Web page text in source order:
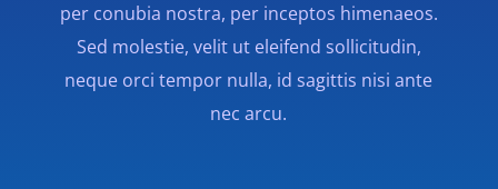
per conubia nostra, per inceptos himenaeos.
Sed molestie, velit ut eleifend sollicitudin,
neque orci tempor nulla, id sagittis nisi ante
nec arcu.